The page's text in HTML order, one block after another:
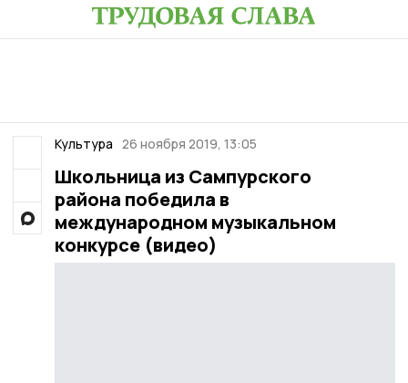
Культура 26 ноября 2019, 13:05
Школьница из Сампурского
района победила в
международном музыкальном
конкурсе (видео)